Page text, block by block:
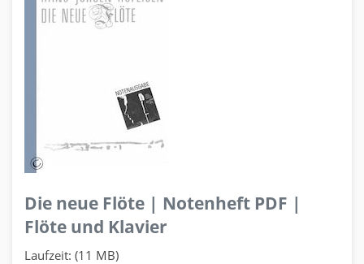
Die neue Flöte | Notenheft PDF |
Flöte und Klavier
Laufzeit: (11 MB)